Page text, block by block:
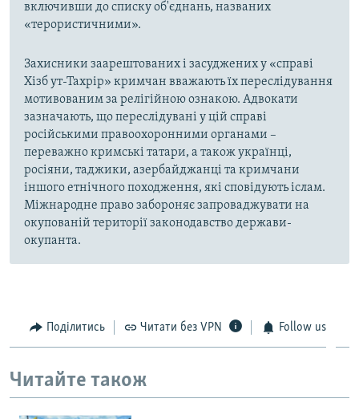
включивши до списку об'єднань, названих
«терористичними».
Захисники заарештованих і засуджених у «справі
Хізб ут-Тахрір» кримчан вважають їх переслідування
мотивованим за релігійною ознакою. Адвокати
зазначають, що переслідувані у цій справі
російськими правоохоронними органами –
переважно кримські татари, а також українці,
росіяни, таджики, азербайджанці та кримчани
іншого етнічного походження, які сповідують іслам.
Міжнародне право забороняє запроваджувати на
окупованій території законодавство держави-
окупанта.
Поділитись Читати без VPN Follow us
Читайте також